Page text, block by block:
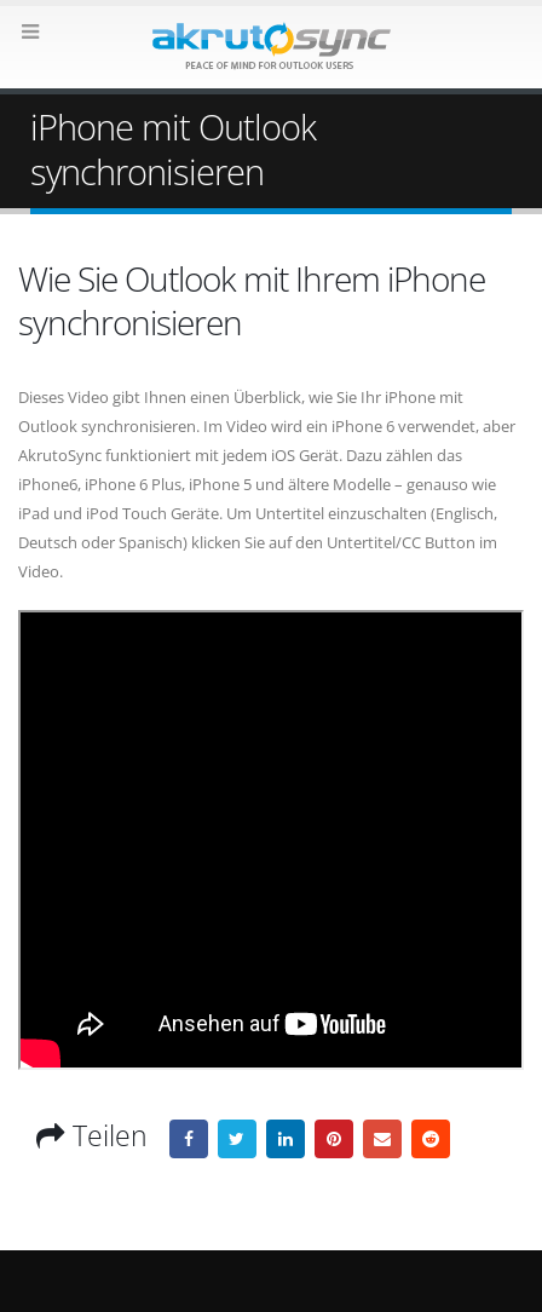
iPhone mit Outlook
synchronisieren
Wie Sie Outlook mit Ihrem iPhone
synchronisieren
Dieses Video gibt Ihnen einen Überblick, wie Sie Ihr iPhone mit
Outlook synchronisieren. Im Video wird ein iPhone 6 verwendet, aber
AkrutoSync funktioniert mit jedem iOS Gerät. Dazu zählen das
iPhone6, iPhone 6 Plus, iPhone 5 und ältere Modelle – genauso wie
iPad und iPod Touch Geräte. Um Untertitel einzuschalten (Englisch,
Deutsch oder Spanisch) klicken Sie auf den Untertitel/CC Button im
Video.
Teilen